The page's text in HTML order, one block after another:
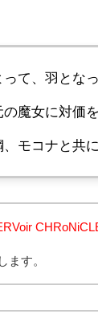
て、羽とな
魔女に対価
モコナと共
ます。